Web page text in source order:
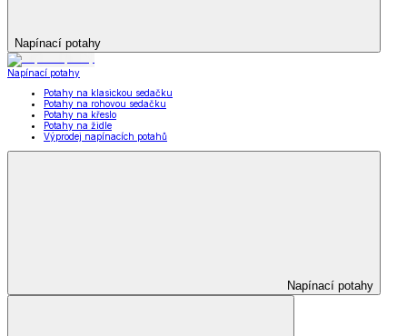
Napínací potahy
Napínací potahy
Potahy na klasickou sedačku
Potahy na rohovou sedačku
Potahy na křeslo
Potahy na židle
Výprodej napínacích potahů
Napínací potahy